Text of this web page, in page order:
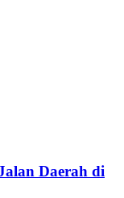
Daerah di